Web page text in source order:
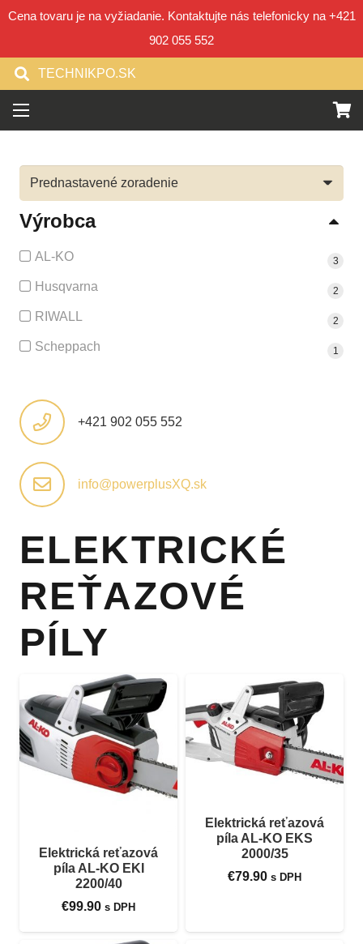
Cena tovaru je na vyžiadanie. Kontaktujte nás telefonicky na +421
902 055 552
TECHNIKPO.SK
Výrobca
AL-KO 3
Husqvarna 2
RIWALL 2
Scheppach 1
+421 902 055 552
info@powerplusXQ.sk
ELEKTRICKÉ
REŤAZOVÉ
PÍLY
Elektrická reťazová
píla AL-KO EKI
2200/40
€99.90 s DPH
Elektrická reťazová
píla AL-KO EKS
2000/35
€79.90 s DPH